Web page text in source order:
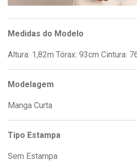
Medidas do Modelo
Altura: 1,82m Tórax: 93cm Cintura:
Modelagem
Manga Curta
Tipo Estampa
Sem Estampa